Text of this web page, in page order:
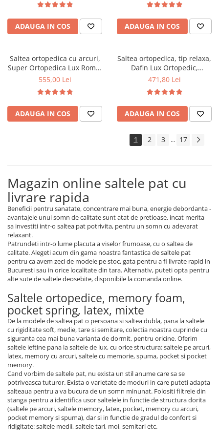
fata vara-iarna, sistem
aerisire cu butoni, Saltex
ADAUGA IN COS
vara-iarna, sistem aerisire
perimetral, Saltex
ADAUGA IN COS
Saltea ortopedica cu arcuri,
Super Ortopedica Lux Roma,
90x200x23cm, fermitate tare,
vara-iarna, sistem aerisire
perimetral, Saltex
555,00 Lei
ADAUGA IN COS
Saltea ortopedica, tip relaxa,
Dafin Lux Ortopedic,
120x200x21cm, fermitate
Bonell, fata vara-iarna, sistem
de aerisire cu butoni, Salt
Confort
471,80 Lei
ADAUGA IN COS
1 2 3 ... 17
Magazin online saltele pat cu
livrare rapida
Beneficii pentru sanatate, concentrare mai buna, energie debordanta -
avantajele unui somn de calitate sunt atat de pretioase, incat merita
sa investiti intr-o saltea pat potrivita, pentru un somn cu adevarat
relaxant.
Patrundeti intr-o lume placuta a viselor frumoase, cu o saltea de
calitate. Alegeti acum din gama noastra fantastica de saltele pat
pentru ca avem zeci de modele pe stoc, gata pentru a fi livrate rapid in
Bucuresti sau in orice localitate din tara. Alternativ, puteti opta pentru
alte sute de saltele deosebite, disponibile la comanda online.
Saltele ortopedice, memory foam,
pocket spring, latex, mixte
De la modele de saltea pat o persoana si saltea dubla, pana la saltele
cu rigiditate soft, medie, tare si semitare, colectia noastra cuprinde cu
siguranta cea mai buna varianta de dormit, pentru oricine. Oferim
saltele ieftine pana la saltele de lux, cu orice structura: saltele pe arcuri,
latex, memory cu arcuri, saltele cu memorie, spuma, pocket si pocket
memory.
Cand vorbim de saltele pat, nu exista un stil anume care sa se
potriveasca tuturor. Exista o varietate de moduri in care puteti adapta
salteaua pentru a va bucura de un somn minunat. Folositi filtrele din
stanga pentru a identifica usor saltelele in functie de structura dorita
(saltele pe arcuri, saltele memory, latex, pocket, memory cu arcuri,
pocket memory si spuma), dar si in functie de gradul de confort si
ridigitate: saltele medii, saltele tari, moi, semitari etc.